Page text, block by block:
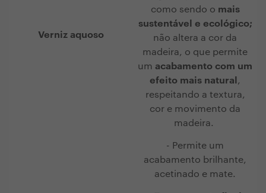
Verniz aquoso
como sendo o mais
sustentável e ecológico;
não altera a cor da
madeira, o que permite
um acabamento com um
efeito mais natural ,
respeitando a textura,
cor e movimento da
madeira.
- Permite um
acabamento brilhante,
acetinado e mate.